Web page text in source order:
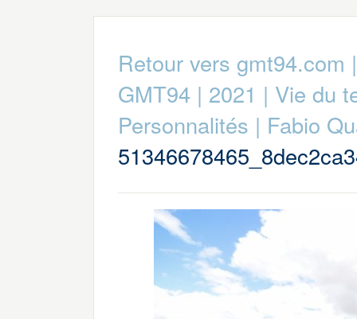
Retour vers gmt94.com
GMT94 | 2021 | Vie du
Personnalités | Fabio